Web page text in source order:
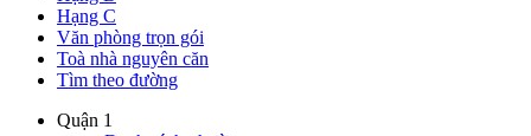
Hạng C
Văn phòng trọn gói
Toà nhà nguyên căn
Tìm theo đường
Quận 1